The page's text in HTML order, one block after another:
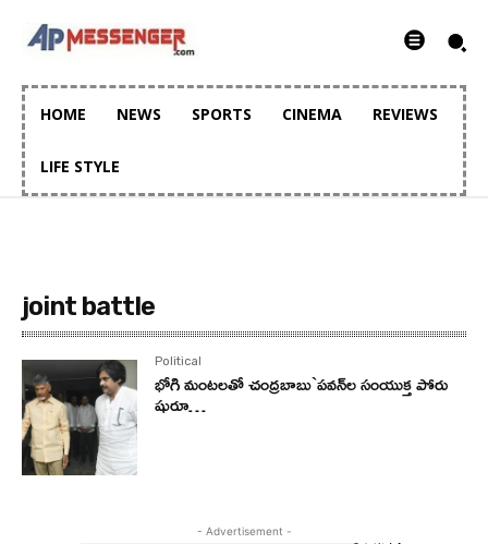
HOME NEWS SPORTS CINEMA REVIEWS
LIFE STYLE
joint battle
Political
భోగి మంటలతో చంద్రబాబు`పవన్‌ల సంయుక్త పోరు
షురూ…
- Advertisement -